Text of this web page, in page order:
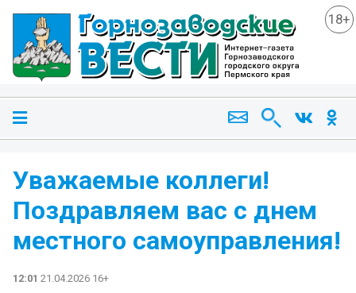
18+
Уважаемые коллеги!
Поздравляем вас с днем
местного самоуправления!
12:01 21.04.2026 16+